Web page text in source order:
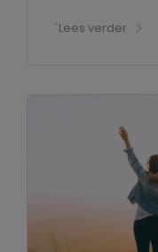
`Lees verder